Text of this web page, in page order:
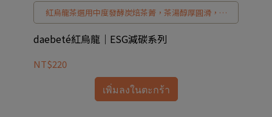
紅烏龍茶選用中度發酵炭焙茶菁，茶湯醇厚圓滑，入
口後炭焙香氣緩緩升起，帶出古早味經典焙香。 是日
常辦公提神、下午茶小憩的最佳選擇。
daebeté紅烏龍｜ESG減碳系列
NT$220
เพิ่มลงในตะกร้า